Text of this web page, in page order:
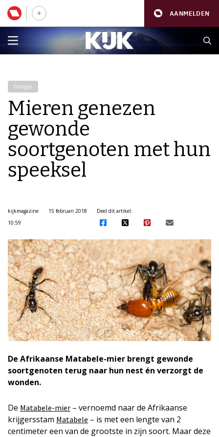
AANMELDEN
Filmpjes
Mieren genezen
gewonde
soortgenoten met hun
speeksel
kijkmagazine
15 februari 2018
10:59
Deel dit artikel:
De Afrikaanse Matabele-mier brengt gewonde
soortgenoten terug naar hun nest én verzorgt de
wonden.
De Matabele-mier – vernoemd naar de Afrikaanse
krijgersstam Matabele – is met een lengte van 2
centimeter een van de grootste in zijn soort. Maar deze